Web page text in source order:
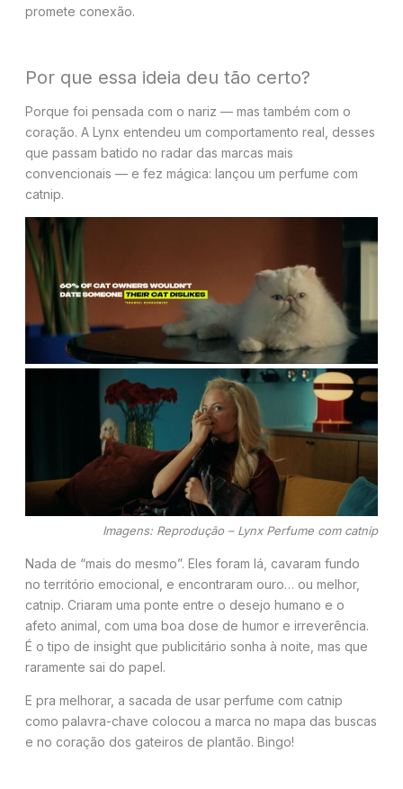
promete conexão.
Por que essa ideia deu tão certo?
Porque foi pensada com o nariz — mas também com o
coração. A Lynx entendeu um comportamento real, desses
que passam batido no radar das marcas mais
convencionais — e fez mágica: lançou um perfume com
catnip.
Imagens: Reprodução – Lynx Perfume com catnip
Nada de “mais do mesmo”. Eles foram lá, cavaram fundo
no território emocional, e encontraram ouro… ou melhor,
catnip. Criaram uma ponte entre o desejo humano e o
afeto animal, com uma boa dose de humor e irreverência.
É o tipo de insight que publicitário sonha à noite, mas que
raramente sai do papel.
E pra melhorar, a sacada de usar perfume com catnip
como palavra-chave colocou a marca no mapa das buscas
e no coração dos gateiros de plantão. Bingo!